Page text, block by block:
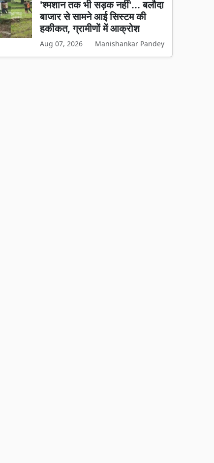
'श्मशान तक भी सड़क नहीं'... बलौदा
बाजार से सामने आई सिस्टम की
हकीकत, ग्रामीणों में आक्रोश
Aug 07, 2026 Manishankar Pandey